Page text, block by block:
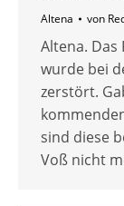
Altena von
Altena. Das
wurde bei
zerstört.
sind diese
Voß nicht